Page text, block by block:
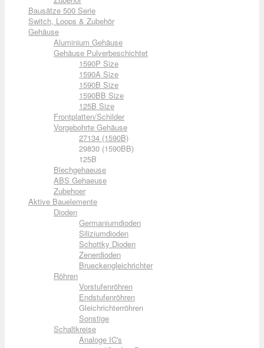
Bausätze 500 Serie
Switch, Loops & Zubehör
Gehäuse
Aluminium Gehäuse
Gehäuse Pulverbeschichtet
1590P Size
1590A Size
1590B Size
1590BB Size
125B Size
Frontplatten/Schilder
Vorgebohrte Gehäuse
27134 (1590B)
29830 (1590BB)
125B
Blechgehaeuse
ABS Gehaeuse
Zubehoer
Aktive Bauelemente
Dioden
Germaniumdioden
Siliziumdioden
Schottky Dioden
Zenerdioden
Brueckengleichrichter
Röhren
Vorstufenröhren
Endstufenröhren
Gleichrichterröhren
Sonstige
Schaltkreise
Analoge IC's